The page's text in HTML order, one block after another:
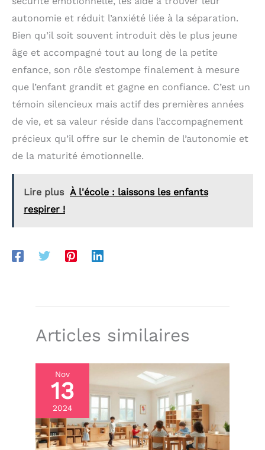
amusant pour tous les
âges.
autonomie et réduit l’anxiété liée à la séparation.
Bien qu’il soit souvent introduit dès le plus jeune
âge et accompagné tout au long de la petite
enfance, son rôle s’estompe finalement à mesure
que l’enfant grandit et gagne en confiance. C’est un
témoin silencieux mais actif des premières années
de vie, et sa valeur réside dans l’accompagnement
précieux qu’il offre sur le chemin de l’autonomie et
de la maturité émotionnelle.
Lire plus À l'école : laissons les enfants
respirer !
Articles similaires
Nov
13
2024